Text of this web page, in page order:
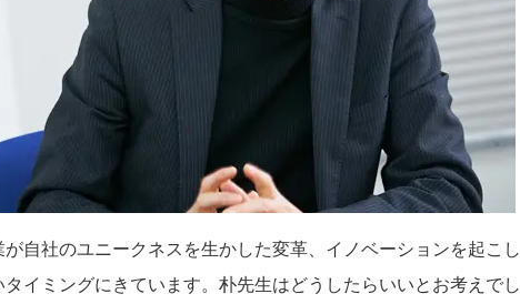
自社のユニークネスを生かした変革、イノベーションを起こし
イミングにきています。朴先生はどうしたらいいとお考えでし